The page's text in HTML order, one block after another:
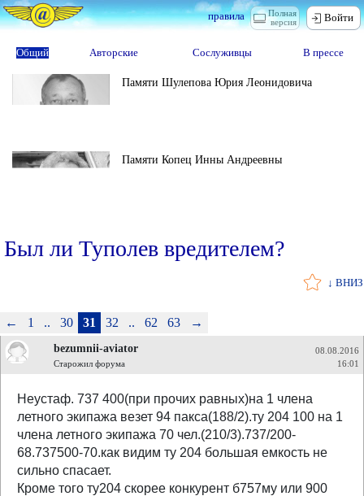
Полная
версия
правила Войти
Общий Авторские Сослуживцы В прессе
Памяти Шулепова Юрия Леонидовича
Памяти Копец Инны Андреевны
Был ли Туполев вредителем?
↓ ВНИЗ
← 1 .. 30 31 32 .. 62 63 →
bezumnii-aviator
Старожил форума
08.08.2016
16:01
Неустаф. 737 400(при прочих равных)на 1 члена
летного экипажа везет 94 пакса(188/2).ту 204 100 на 1
члена летного экипажа 70 чел.(210/3).737/200-
68.737500-70.как видим ту 204 большая емкость не
сильно спасает.
Кроме того ту204 скорее конкурент б757му или 900